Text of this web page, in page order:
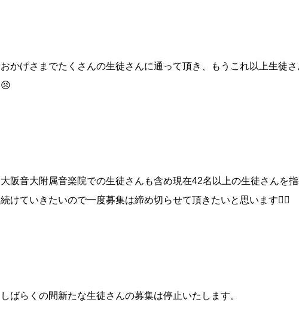
おかげさまでたくさんの生徒さんに通って頂き、もうこれ以上生徒
😣
大阪音大附属音楽院での生徒さんも含め現在42名以上の生徒さんを
続けていきたいので一度募集は締め切らせて頂きたいと思います🙇‍♀️
しばらくの間新たな生徒さんの募集は停止いたします。